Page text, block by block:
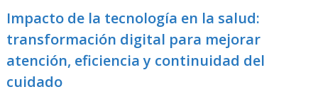
Impacto de la tecnología en la salud:
transformación digital para mejorar
atención, eficiencia y continuidad del
cuidado